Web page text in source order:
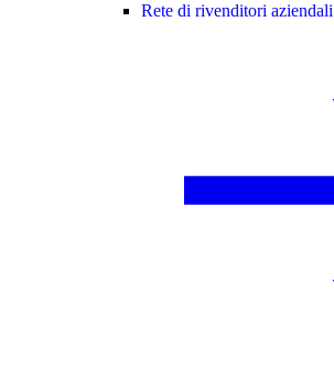
Rete di rivenditori aziendali